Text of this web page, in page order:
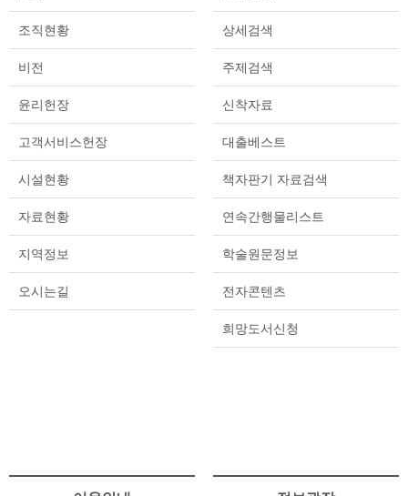
조직현황
비전
윤리헌장
고객서비스헌장
시설현황
자료현황
지역정보
오시는길
상세검색
주제검색
신착자료
대출베스트
책자판기 자료검색
연속간행물리스트
학술원문정보
전자콘텐츠
희망도서신청